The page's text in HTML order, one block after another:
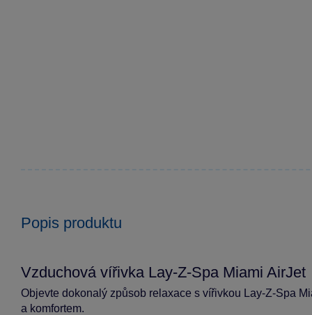
Popis produktu
Vzduchová vířivka Lay-Z-Spa Miami AirJet
Objevte dokonalý způsob relaxace s vířivkou Lay-Z-Spa
a komfortem.